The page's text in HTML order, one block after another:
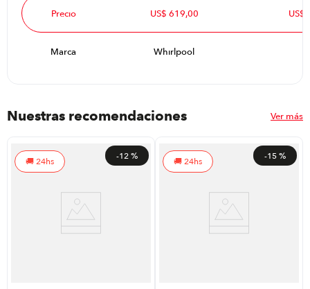
Precio US$ 619,00 US$
Marca Whirlpool
Nuestras recomendaciones Ver más
-12 %
24hs
-15 %
24hs